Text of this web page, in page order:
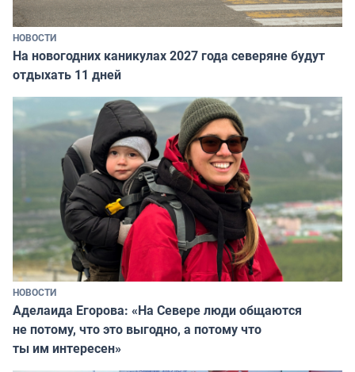
НОВОСТИ
На новогодних каникулах 2027 года северяне будут
отдыхать 11 дней
НОВОСТИ
Аделаида Егорова: «На Севере люди общаются
не потому, что это выгодно, а потому что
ты им интересен»